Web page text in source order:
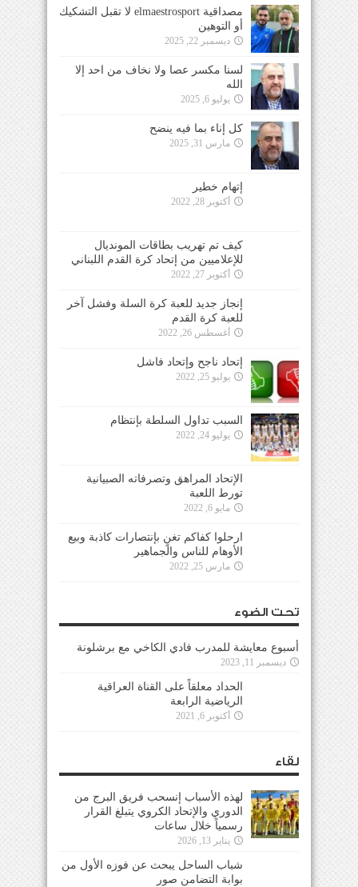
مصداقية elmaestrosport لا تقبل التشكيك
أو التوهين
ديسمبر 22, 2025
لسنا مكسر عصا ولا نخاف من احد إلا
الله
يوليو 6, 2025
كل إناء بما فيه ينضح
مارس 31, 2025
إتهام خطير
أكتوبر 28, 2022
كيف تم تهريب بطاقات المونديال
للإعلاميين من إتحاد كرة القدم اللبناني
أكتوبر 27, 2022
إنجاز جديد للعبة كرة السلة وفشل آخر
للعبة كرة القدم
أغسطس 26, 2022
إتحاد ناجح وإتحاد فاشل
يوليو 25, 2022
السبب تداول السلطة بإنتظام
يوليو 24, 2022
الإتحاد المراهق وتصرفاته الصبيانية
تورط اللعبة
مايو 6, 2022
ارحلوا كفاكم تغنٍ بإنتصارات كاذبة وبيع
الأوهام للناس والجماهير
مارس 25, 2022
تحت الضوء
أسبوع معايشة للمدرب فادي الكاخي مع برشلونة
ديسمبر 11, 2023
الحداد معلقاً على القناة العراقية
الرياضية الرابعة
أكتوبر 6, 2021
لقاء
لهذه الأسباب إنسحب فريق البرج من
الدوري والإتحاد الكروي يتبلغ القرار
رسمياً خلال ساعات
يناير 13, 2026
شباب الساحل يبحث عن فوزه الأول من
بوابة التضامن صور